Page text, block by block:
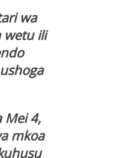
wa
wetu ili
Mei 4,
mkoa